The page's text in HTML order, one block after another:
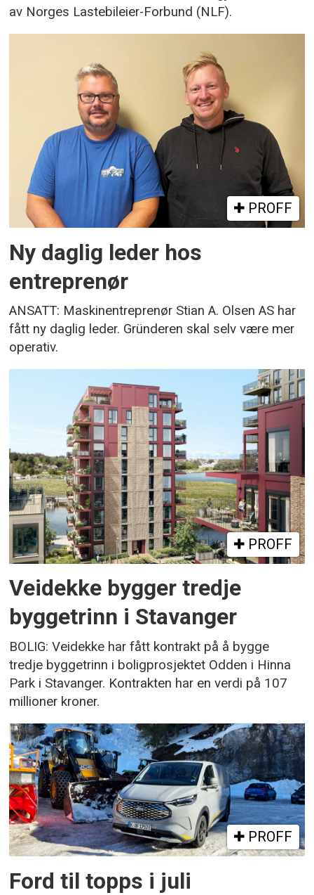
av Norges Lastebileier-Forbund (NLF).
PROFF
Ny daglig leder hos
entreprenør
ANSATT: Maskinentreprenør Stian A. Olsen AS har
fått ny daglig leder. Gründeren skal selv være mer
operativ.
PROFF
Veidekke bygger tredje
byggetrinn i Stavanger
BOLIG: Veidekke har fått kontrakt på å bygge
tredje byggetrinn i boligprosjektet Odden i Hinna
Park i Stavanger. Kontrakten har en verdi på 107
millioner kroner.
PROFF
Ford til topps i juli